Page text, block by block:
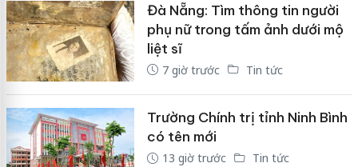
Đà Nẵng: Tìm thông tin người
phụ nữ trong tấm ảnh dưới mộ
liệt sĩ
7 giờ trước Tin tức
Trường Chính trị tỉnh Ninh Bình
có tên mới
13 giờ trước Tin tức